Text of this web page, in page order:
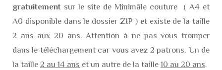
gratuitement sur le site de Minimâle couture
( A4 et
A0 disponible dans le dossier ZIP ) et existe de la taille
2 ans aux 20 ans. Attention à ne pas vous tromper
dans le téléchargement car vous avez 2 patrons. Un de
la taille 2 au 14 ans et un autre de la taille 10 au 20 ans.